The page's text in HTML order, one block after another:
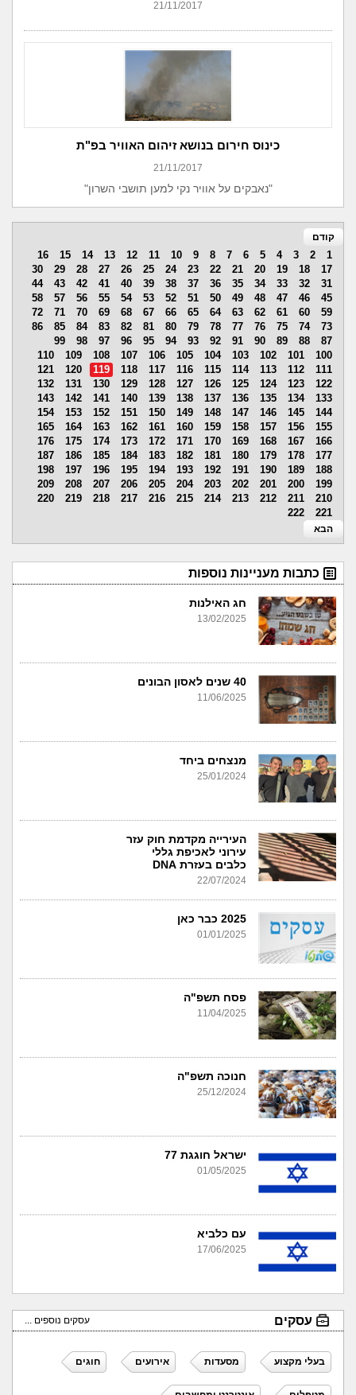
21/11/2017
כינוס חירום בנושא זיהום האוויר בפ"ת
21/11/2017
"נאבקים על אוויר נקי למען תושבי השרון"
קודם
1
2
3
4
5
6
7
8
9
10
11
12
13
14
15
16
17
18
19
20
21
22
23
24
25
26
27
28
29
30
31
32
33
34
35
36
37
38
39
40
41
42
43
44
45
46
47
48
49
50
51
52
53
54
55
56
57
58
59
60
61
62
63
64
65
66
67
68
69
70
71
72
73
74
75
76
77
78
79
80
81
82
83
84
85
86
87
88
89
90
91
92
93
94
95
96
97
98
99
100
101
102
103
104
105
106
107
108
109
110
111
112
113
114
115
116
117
118
119
120
121
122
123
124
125
126
127
128
129
130
131
132
133
134
135
136
137
138
139
140
141
142
143
144
145
146
147
148
149
150
151
152
153
154
155
156
157
158
159
160
161
162
163
164
165
166
167
168
169
170
171
172
173
174
175
176
177
178
179
180
181
182
183
184
185
186
187
188
189
190
191
192
193
194
195
196
197
198
199
200
201
202
203
204
205
206
207
208
209
210
211
212
213
214
215
216
217
218
219
220
221
222
הבא
כתבות מעניינות נוספות
חג האילנות
13/02/2025
40 שנים לאסון הבונים
11/06/2025
מנצחים ביחד
25/01/2024
העירייה מקדמת חוק עזר
עירוני לאכיפת גללי
כלבים בעזרת DNA
22/07/2024
2025 כבר כאן
01/01/2025
פסח תשפ"ה
11/04/2025
חנוכה תשפ"ה
25/12/2024
ישראל חוגגת 77
01/05/2025
עם כלביא
17/06/2025
עסקים עסקים נוספים ...
בעלי מקצוע מסעדות אירועים חוגים